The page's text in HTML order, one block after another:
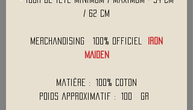
/ 62 cm
Merchandising 100% Officiel
IRON
MAIDEN
Matière : 100% Coton
Poids approximatif : 100 Gr